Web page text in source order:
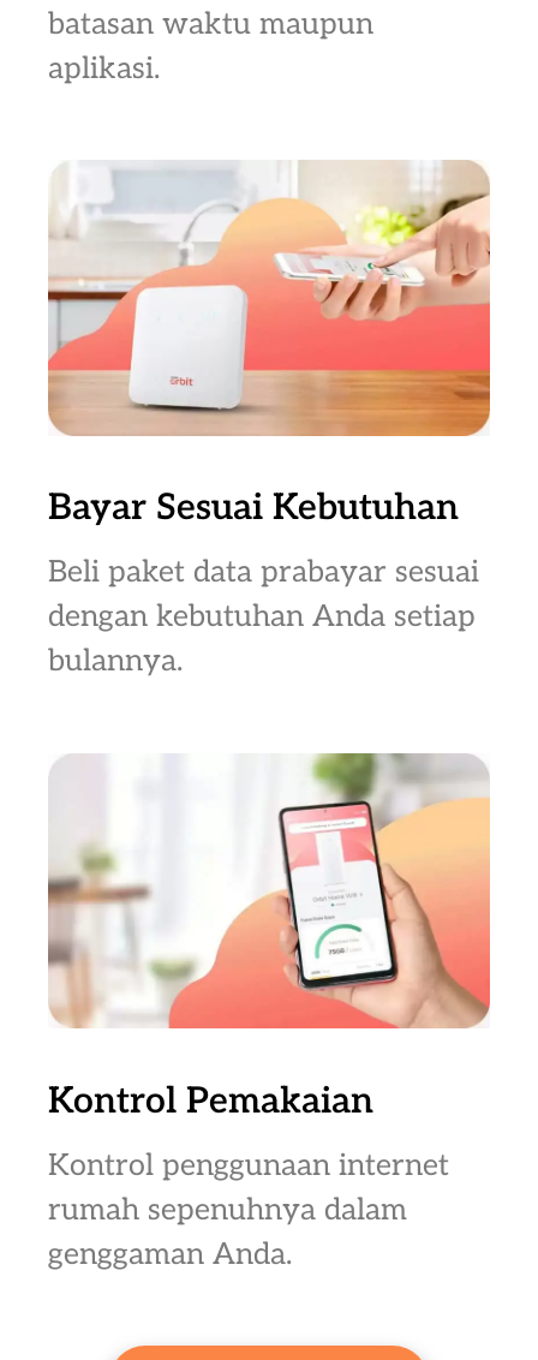
batasan waktu maupun
aplikasi.
Bayar Sesuai Kebutuhan
Beli paket data prabayar sesuai
dengan kebutuhan Anda setiap
bulannya.
Kontrol Pemakaian
Kontrol penggunaan internet
rumah sepenuhnya dalam
genggaman Anda.